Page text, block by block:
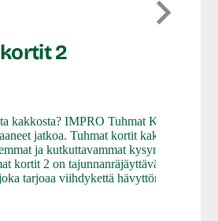
2
kakkosta? IMPRO Tuhmat K-18
jatkoa. Tuhmat kortit kakkosessa
ja kutkuttavammat kysymykset!
kortit 2 on tajunnanräjäyttävä
tarjoaa viihdykettä hävyttömiin